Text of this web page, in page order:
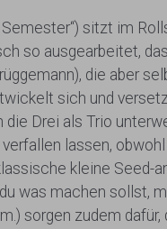
Semester“) sitzt im
so ausgearbeitet,
die aber
sich und
die Drei als Trio
lassen,
kleine Seed-
was machen sollst,
sorgen zudem